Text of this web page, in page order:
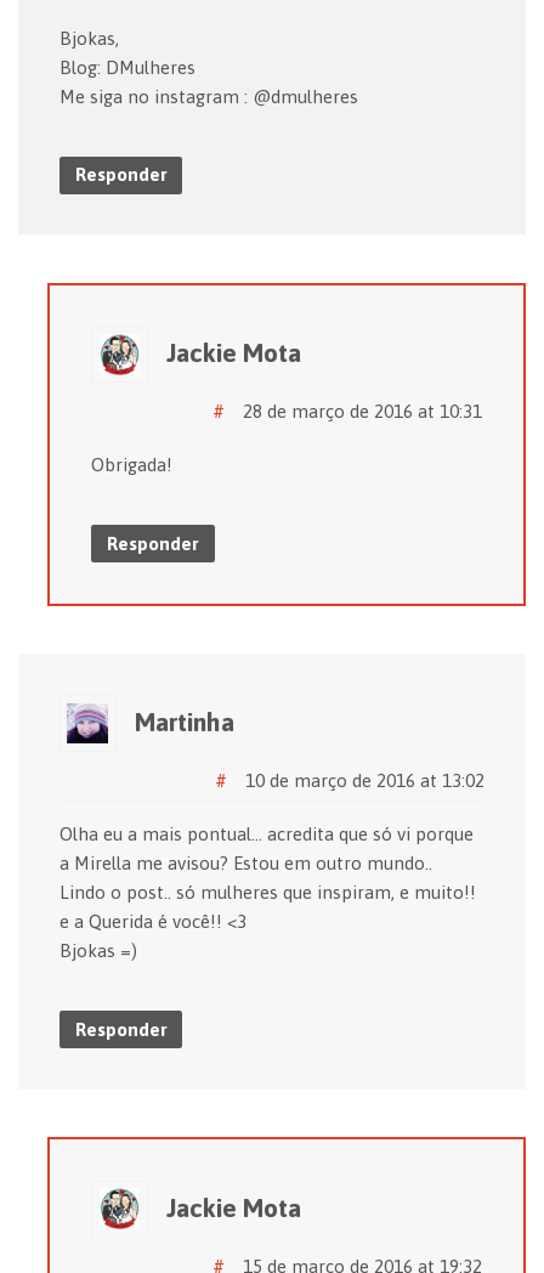
Bjokas,
Blog: DMulheres
Me siga no instagram : @dmulheres
Responder
Jackie Mota
28 de março de 2016 at 10:31
#
Obrigada!
Responder
Martinha
10 de março de 2016 at 13:02
#
Olha eu a mais pontual… acredita que só vi porque
a Mirella me avisou? Estou em outro mundo..
Lindo o post.. só mulheres que inspiram, e muito!!
e a Querida é você!! <3
Bjokas =)
Responder
Jackie Mota
15 de março de 2016 at 19:32
#